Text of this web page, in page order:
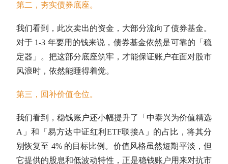
第二，夯实债券底座。
我们看到，此次卖出的资金，大部分流向了债券基金。
对于 1-3 年要用的钱来说， 债券基金依然是可靠的「稳
定器」。把这部分底座筑牢，才能保证账户在面对股市
风浪时，依然能睡得着觉。
第三，回补价值仓位。
我们看到，稳钱账户还小幅提升了「中泰兴为价值精选
A」和「易方达中证红利 ETF联接A」的占比，将其分
别恢复至 4% 的目标比例。价值风格虽然短期平淡，但
它提供的股息和低波动特性，正是稳钱账户用来对抗市